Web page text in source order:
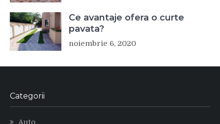
Ce avantaje ofera o curte
pavata?
noiembrie 6, 2020
Categorii